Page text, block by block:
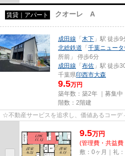
賃貸｜アパート クオーレ A
成田線 「木下 」駅 徒歩9
北総鉄道 「千葉ニュー
所前」 停歩6分
成田線 「布佐 」駅 徒歩
千葉県印西市大森
9.5万円
築年数：築2年 ｜募集中
階数：2階建
☆不動産サービスを追求し、価値あるコー
9.5万円
(管理費・共益
敷：0ヶ月｜礼